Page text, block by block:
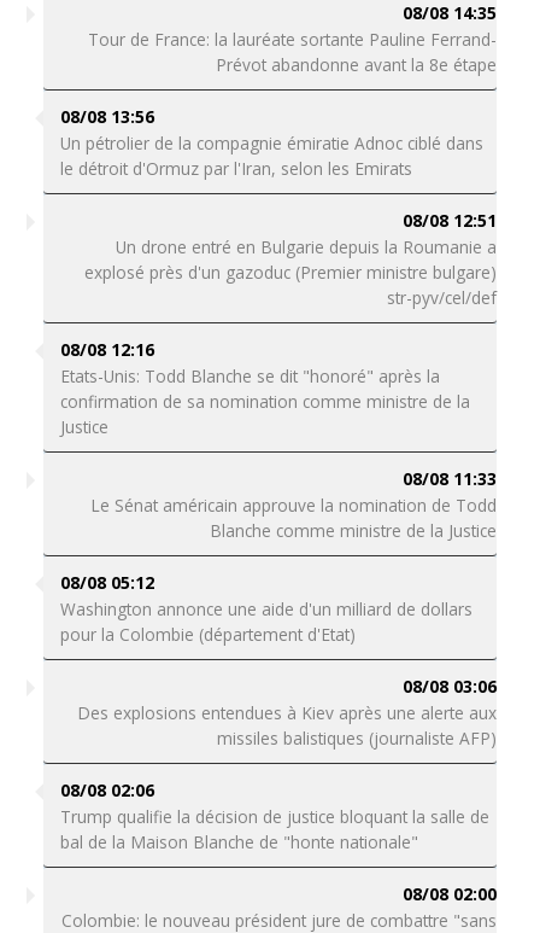
08/08 14:35
Tour de France: la lauréate sortante Pauline Ferrand-
Prévot abandonne avant la 8e étape
08/08 13:56
Un pétrolier de la compagnie émiratie Adnoc ciblé dans
le détroit d'Ormuz par l'Iran, selon les Emirats
08/08 12:51
Un drone entré en Bulgarie depuis la Roumanie a
explosé près d'un gazoduc (Premier ministre bulgare)
str-pyv/cel/def
08/08 12:16
Etats-Unis: Todd Blanche se dit "honoré" après la
confirmation de sa nomination comme ministre de la
Justice
08/08 11:33
Le Sénat américain approuve la nomination de Todd
Blanche comme ministre de la Justice
08/08 05:12
Washington annonce une aide d'un milliard de dollars
pour la Colombie (département d'Etat)
08/08 03:06
Des explosions entendues à Kiev après une alerte aux
missiles balistiques (journaliste AFP)
08/08 02:06
Trump qualifie la décision de justice bloquant la salle de
bal de la Maison Blanche de "honte nationale"
08/08 02:00
Colombie: le nouveau président jure de combattre "sans